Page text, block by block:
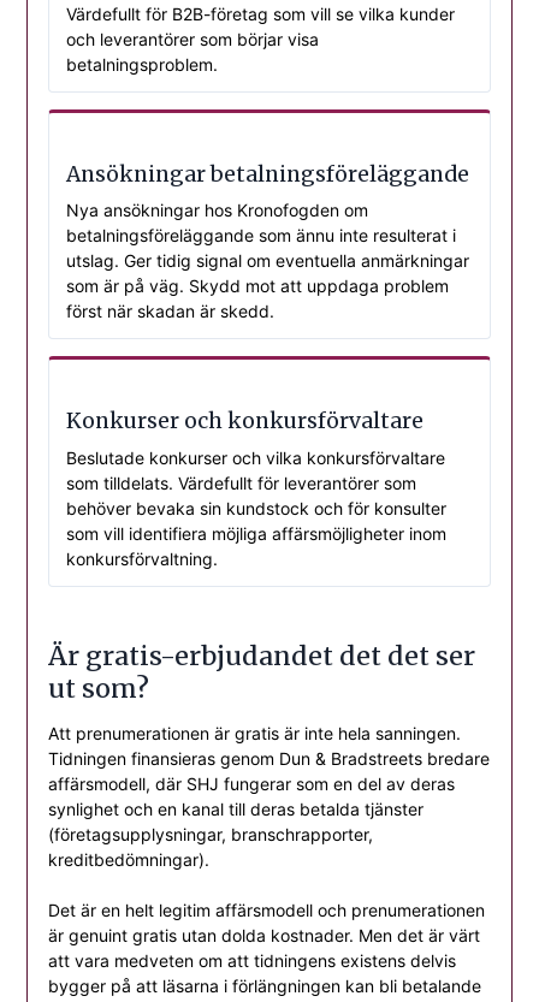
Värdefullt för B2B-företag som vill se vilka kunder
och leverantörer som börjar visa
betalningsproblem.
Ansökningar betalningsföreläggande
Nya ansökningar hos Kronofogden om
betalningsföreläggande som ännu inte resulterat i
utslag. Ger tidig signal om eventuella anmärkningar
som är på väg. Skydd mot att uppdaga problem
först när skadan är skedd.
Konkurser och konkursförvaltare
Beslutade konkurser och vilka konkursförvaltare
som tilldelats. Värdefullt för leverantörer som
behöver bevaka sin kundstock och för konsulter
som vill identifiera möjliga affärsmöjligheter inom
konkursförvaltning.
Är gratis-erbjudandet det det ser
ut som?
Att prenumerationen är gratis är inte hela sanningen.
Tidningen finansieras genom Dun & Bradstreets bredare
affärsmodell, där SHJ fungerar som en del av deras
synlighet och en kanal till deras betalda tjänster
(företagsupplysningar, branschrapporter,
kreditbedömningar).
Det är en helt legitim affärsmodell och prenumerationen
är genuint gratis utan dolda kostnader. Men det är värt
att vara medveten om att tidningens existens delvis
bygger på att läsarna i förlängningen kan bli betalande